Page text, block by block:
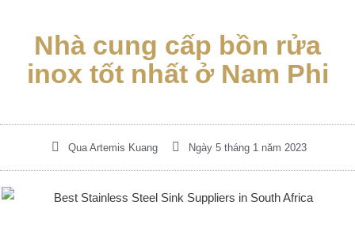
Nhà cung cấp bồn rửa
inox tốt nhất ở Nam Phi
QuaArtemis Kuang Ngày 5 tháng 1 năm 2023